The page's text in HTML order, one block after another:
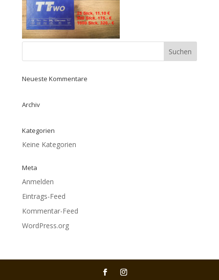
Neueste Kommentare
Archiv
Kategorien
Keine Kategorien
Meta
Anmelden
Eintrags-Feed
Kommentar-Feed
WordPress.org